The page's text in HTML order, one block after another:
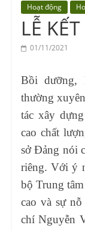
Hoạt động
LỄ
01/11/2021
Bồi dưỡng,
thường
tác xây
cao chất
sở Đảng nói
riêng. Với ý
bộ Trung
cao và sự
chí Nguyễn